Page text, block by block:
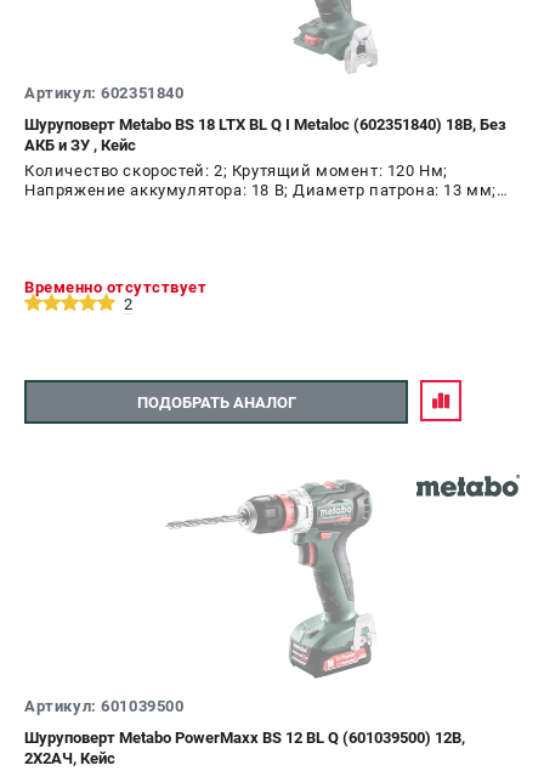
Артикул: 602351840
Шуруповерт Metabo BS 18 LTX BL Q I Metaloc (602351840) 18В, Без
АКБ и ЗУ , Кейс
Количество скоростей: 2; Крутящий момент: 120 Нм;
Напряжение аккумулятора: 18 В; Диаметр патрона: 13 мм;
Временно отсутствует
2
ПОДОБРАТЬ АНАЛОГ
Артикул: 601039500
Шуруповерт Metabo PowerMaxx BS 12 BL Q (601039500) 12В,
2X2АЧ, Кейс